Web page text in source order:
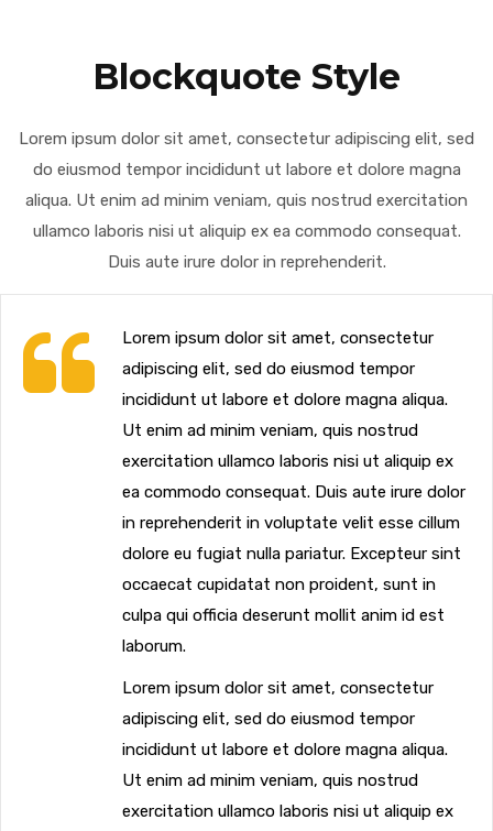
Blockquote Style
Lorem ipsum dolor sit amet, consectetur adipiscing elit, sed
do eiusmod tempor incididunt ut labore et dolore magna
aliqua. Ut enim ad minim veniam, quis nostrud exercitation
ullamco laboris nisi ut aliquip ex ea commodo consequat.
Duis aute irure dolor in reprehenderit.
Lorem ipsum dolor sit amet, consectetur
adipiscing elit, sed do eiusmod tempor
incididunt ut labore et dolore magna aliqua.
Ut enim ad minim veniam, quis nostrud
exercitation ullamco laboris nisi ut aliquip ex
ea commodo consequat. Duis aute irure dolor
in reprehenderit in voluptate velit esse cillum
dolore eu fugiat nulla pariatur. Excepteur sint
occaecat cupidatat non proident, sunt in
culpa qui officia deserunt mollit anim id est
laborum.
Lorem ipsum dolor sit amet, consectetur
adipiscing elit, sed do eiusmod tempor
incididunt ut labore et dolore magna aliqua.
Ut enim ad minim veniam, quis nostrud
exercitation ullamco laboris nisi ut aliquip ex